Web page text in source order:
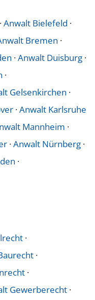
·Anwalt Bielefeld ·
Bremen ·
·Anwalt Duisburg ·
·
Gelsenkirchen ·
·Anwalt Karlsruhe
Mannheim ·
·Anwalt Nürnberg ·
·
·
·
·
Gewerberecht ·